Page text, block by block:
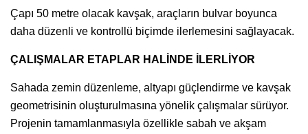
Çapı 50 metre olacak kavşak, araçların bulvar boyunca
daha düzenli ve kontrollü biçimde ilerlemesini sağlayacak.
ÇALIŞMALAR ETAPLAR HALİNDE İLERLİYOR
Sahada zemin düzenleme, altyapı güçlendirme ve kavşak
geometrisinin oluşturulmasına yönelik çalışmalar sürüyor.
Projenin tamamlanmasıyla özellikle sabah ve akşam